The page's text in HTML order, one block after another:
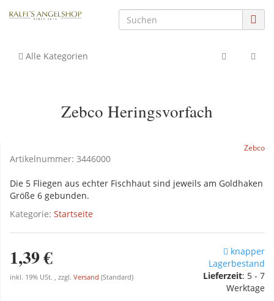
Alle Kategorien
Zebco Heringsvorfach
Zebco
Artikelnummer: 3446000
Die 5 Fliegen aus echter Fischhaut sind jeweils am Goldhaken
Größe 6 gebunden.
Kategorie: Startseite
1,39 €
inkl. 19% USt. , zzgl. Versand (Standard)
knapper
Lagerbestand
Lieferzeit: 5 - 7
Werktage